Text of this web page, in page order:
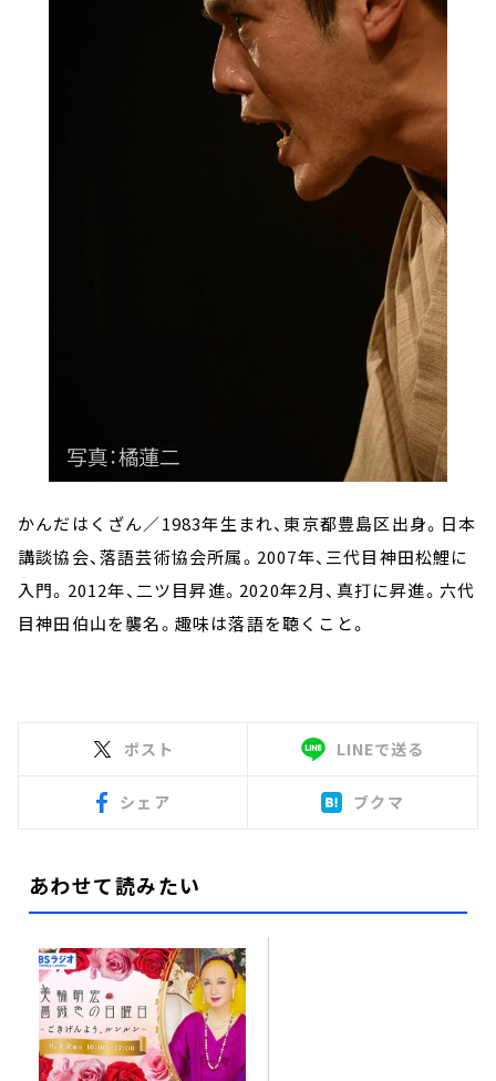
かんだはくざん／1983年生まれ、東京都豊島区出身。日本
講談協会、落語芸術協会所属。2007年、三代目神田松鯉に
入門。2012年、二ツ目昇進。2020年2月、真打に昇進。六代
目神田伯山を襲名。趣味は落語を聴くこと。
ポスト LINEで送る
シェア ブクマ
あわせて読みたい